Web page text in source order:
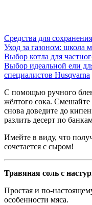
Средства для
Уход за газоном: школа
Выбор котла для
Выбор идеальной ели
специалистов Husqvarna
С помощью ручного
жёлтого сока. Смешайте
снова доведите до
разлить десерт по
Имейте в виду, что
сочетается с сыром!
Травяная соль с
Простая и по-
особенности мяса.